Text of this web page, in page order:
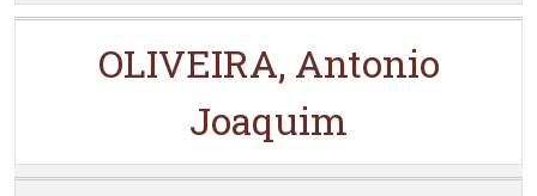
OLIVEIRA, Antonio
Joaquim